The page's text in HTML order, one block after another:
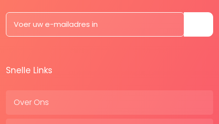
Snelle Links
Over Ons